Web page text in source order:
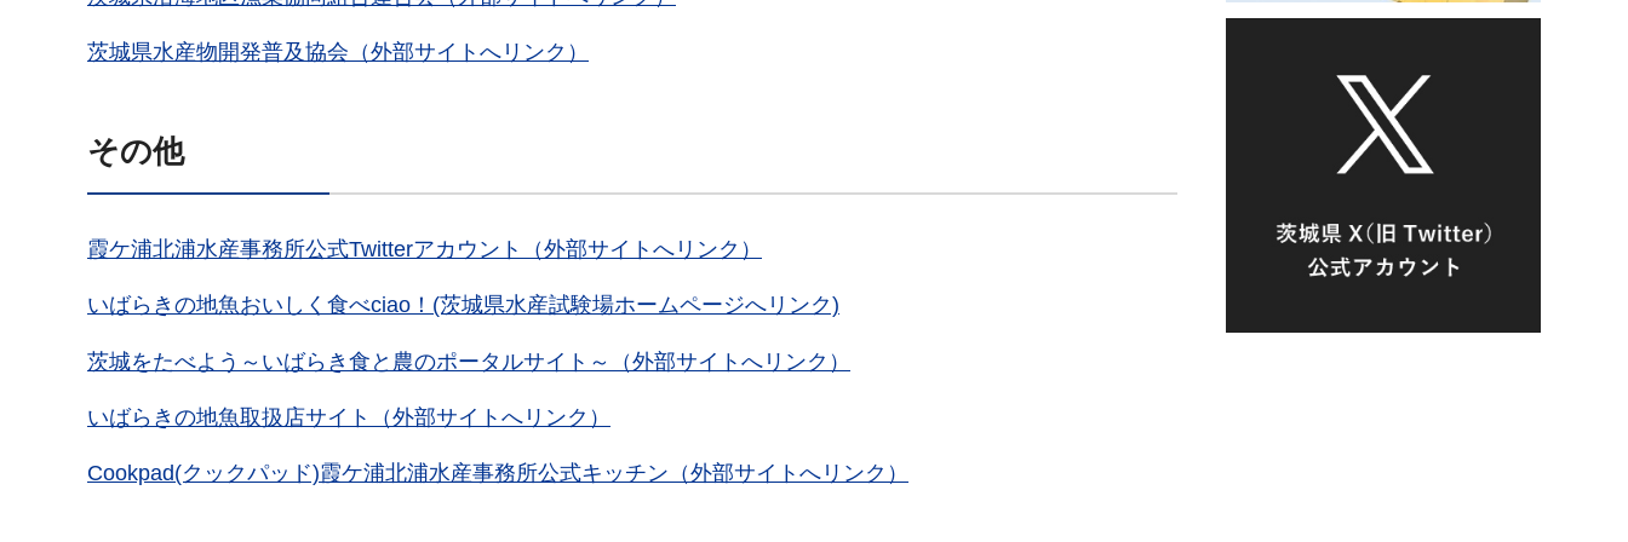
茨城県水産物開発普及協会（外部サイトへリンク）
その他
霞ケ浦北浦水産事務所公式Twitterアカウント（外部サイトへリンク）
いばらきの地魚おいしく食べciao！(茨城県水産試験場ホームページへリンク)
茨城をたべよう～いばらき食と農のポータルサイト～（外部サイトへリンク）
いばらきの地魚取扱店サイト（外部サイトへリンク）
Cookpad(クックパッド)霞ケ浦北浦水産事務所公式キッチン（外部サイトへリンク）